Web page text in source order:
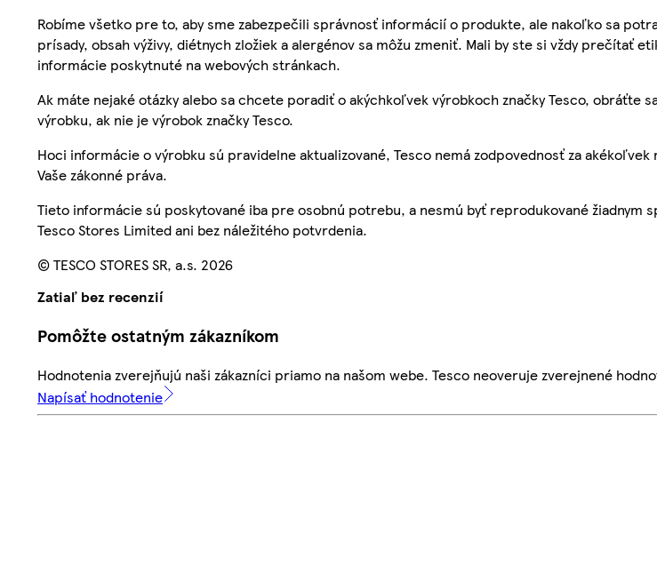
Robíme všetko pre to, aby sme zabezpečili správnosť informácií o produkte, ale nakoľko sa
prísady, obsah výživy, diétnych zložiek a alergénov sa môžu zmeniť. Mali by ste si vždy prečítať
informácie poskytnuté na webových stránkach.
Ak máte nejaké otázky alebo sa chcete poradiť o akýchkoľvek výrobkoch značky Tesco, obráťte
výrobku, ak nie je výrobok značky Tesco.
Hoci informácie o výrobku sú pravidelne aktualizované, Tesco nemá zodpovednosť za
Vaše zákonné práva.
Tieto informácie sú poskytované iba pre osobnú potrebu, a nesmú byť reprodukované žiadnym
Tesco Stores Limited ani bez náležitého potvrdenia.
© TESCO STORES SR, a.s. 2026
Zatiaľ bez recenzií
Pomôžte ostatným zákazníkom
Hodnotenia zverejňujú naši zákazníci priamo na našom webe. Tesco neoveruje zverejnené
Napísať hodnotenie